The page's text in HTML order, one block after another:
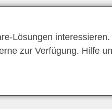
Lösungen interessieren.
zur Verfügung. Hilfe